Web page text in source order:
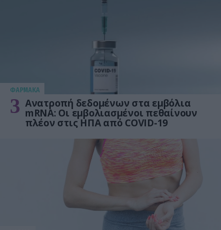
ΦΑΡΜΑΚΑ
3 Ανατροπή δεδομένων στα εμβόλια
mRNA: Οι εμβολιασμένοι πεθαίνουν
πλέον στις ΗΠΑ από COVID-19